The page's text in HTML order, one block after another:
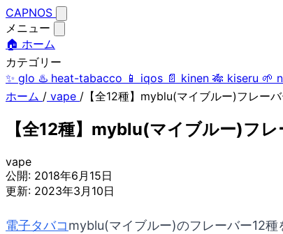
CAPNOS
メニュー
🏠 ホーム
カテゴリー
✨ glo ♨️ heat-tabacco 📱 iqos 📄 kinen 🎋 kiseru 🌱
ホーム / vape / 【全12種】myblu(マイブルー)フレー
【全12種】myblu(マイブルー)フ
vape
公開: 2018年6月15日
更新: 2023年3月10日
電子タバコmyblu(マイブルー)のフレーバー12種